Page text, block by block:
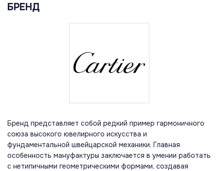
БРЕНД
Бренд представляет собой редкий пример гармоничного
союза высокого ювелирного искусства и
фундаментальной швейцарской механики. Главная
особенность мануфактуры заключается в умении работать
с нетипичными геометрическими формами, создавая